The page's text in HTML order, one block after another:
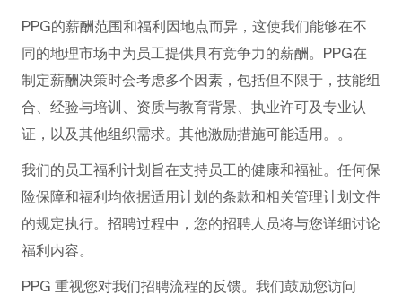
PPG的薪酬范围和福利因地点而异，这使我们能够在不
同的地理市场中为员工提供具有竞争力的薪酬。PPG在
制定薪酬决策时会考虑多个因素，包括但不限于，技能组
合、经验与培训、资质与教育背景、执业许可及专业认
证，以及其他组织需求。其他激励措施可能适用。。
我们的员工福利计划旨在支持员工的健康和福祉。任何保
险保障和福利均依据适用计划的条款和相关管理计划文件
的规定执行。招聘过程中，您的招聘人员将与您详细讨论
福利内容。
PPG 重视您对我们招聘流程的反馈。我们鼓励您访问